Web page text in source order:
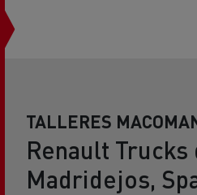
TALLERES
Renault
Madridejos,